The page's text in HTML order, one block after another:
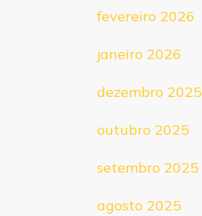
fevereiro 2026
janeiro 2026
dezembro 2025
outubro 2025
setembro 2025
agosto 2025